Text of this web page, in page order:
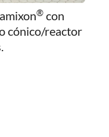
® con
cónico/reactor